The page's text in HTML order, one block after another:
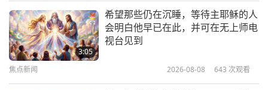
奇妙的维多利亚瀑布：雷鸣之雾
3:05
希望那些仍在沉睡，等待主耶稣的人
会明白他早已在此，并可在无上师电
视台见到
焦点新闻 2026-08-08 643 次观看